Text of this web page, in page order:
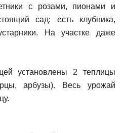
с розами, пионами и
сад: есть клубника,
На участке даже
установлены 2 теплицы
арбузы). Весь урожай